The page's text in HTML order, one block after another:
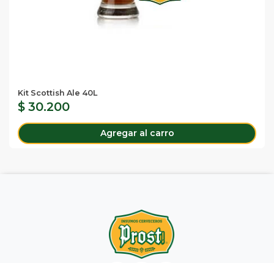
Kit Scottish Ale 40L
$ 30.200
Agregar al carro